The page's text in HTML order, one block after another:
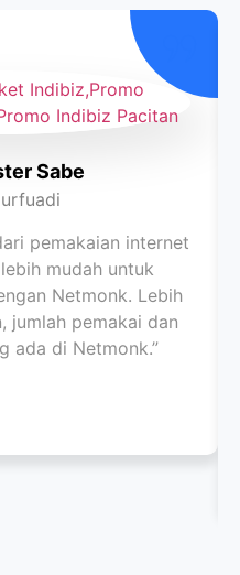
Sabe
pemakaian internet
mudah untuk
Netmonk. Lebih
jumlah pemakai dan
ada di Netmonk.”